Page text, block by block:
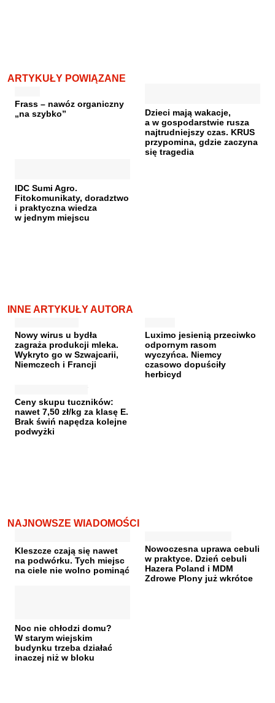
ARTYKUŁY POWIĄZANE
Frass – nawóz organiczny
„na szybko”
Dzieci mają wakacje,
a w gospodarstwie rusza
najtrudniejszy czas. KRUS
przypomina, gdzie zaczyna
się tragedia
IDC Sumi Agro.
Fitokomunikaty, doradztwo
i praktyczna wiedza
w jednym miejscu
INNE ARTYKUŁY AUTORA
Nowy wirus u bydła
zagraża produkcji mleka.
Wykryto go w Szwajcarii,
Niemczech i Francji
Luximo jesienią przeciwko
odpornym rasom
wyczyńca. Niemcy
czasowo dopuściły
herbicyd
Ceny skupu tuczników:
nawet 7,50 zł/kg za klasę E.
Brak świń napędza kolejne
podwyżki
NAJNOWSZE WIADOMOŚCI
Kleszcze czają się nawet
na podwórku. Tych miejsc
na ciele nie wolno pominąć
Nowoczesna uprawa cebuli
w praktyce. Dzień cebuli
Hazera Poland i MDM
Zdrowe Plony już wkrótce
Noc nie chłodzi domu?
W starym wiejskim
budynku trzeba działać
inaczej niż w bloku